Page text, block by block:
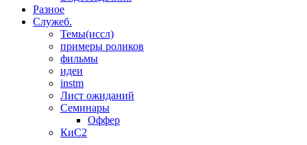
Разное
Служеб.
Темы(иссл)
примеры роликов
фильмы
идеи
instm
Лист ожиданий
Семинары
Оффер
КиС2